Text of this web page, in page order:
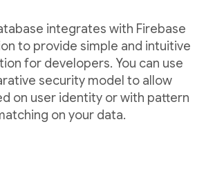
integrates with Firebase
to provide simple and intuitive
for developers. You can use
security model to allow
on user identity or with pattern
on your data.